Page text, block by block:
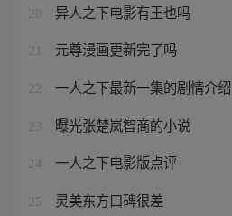
20 异人之下电影有王也吗
21 元尊漫画更新完了吗
22 一人之下最新一集的剧情介绍
23 曝光张楚岚智商的小说
24 一人之下电影版点评
25 灵美东方口碑很差